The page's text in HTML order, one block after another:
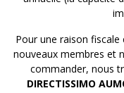
Pour une raison
nouveaux membres et
commander, nous
DIRECTISSIMO